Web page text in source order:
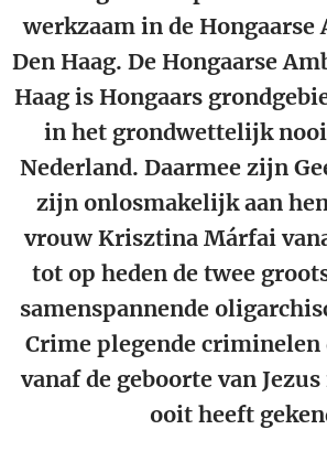
werkzaam in de Hongaarse
Den Haag. De Hongaarse
Haag is Hongaars
in het grondwettelijk
Nederland. Daarmee zijn
zijn onlosmakelijk aan
vrouw Krisztina Márfai
tot op heden de twee
samenspannende
Crime plegende criminelen
vanaf de geboorte van
ooit heeft